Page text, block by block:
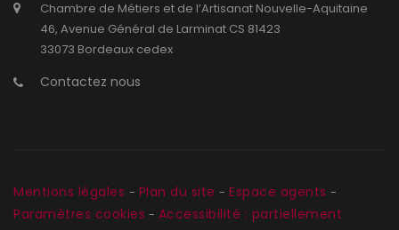
Chambre de Métiers et de l’Artisanat Nouvelle-Aquitaine
46, Avenue Général de Larminat CS 81423
33073 Bordeaux cedex
Contactez nous
Mentions légales - Plan du site - Espace agents -
Paramètres cookies - Accessibilité : partiellement